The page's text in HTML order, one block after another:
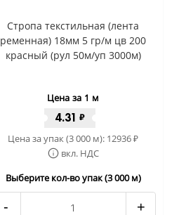
Стропа текстильная (лента
ременная) 18мм 5 гр/м цв 200
красный (рул 50м/уп 3000м)
Цена за 1 м
4.31 ₽
Цена за упак (3 000 м): 12936₽
вкл. НДС
Выберите кол-во упак (3 000 м)
- +